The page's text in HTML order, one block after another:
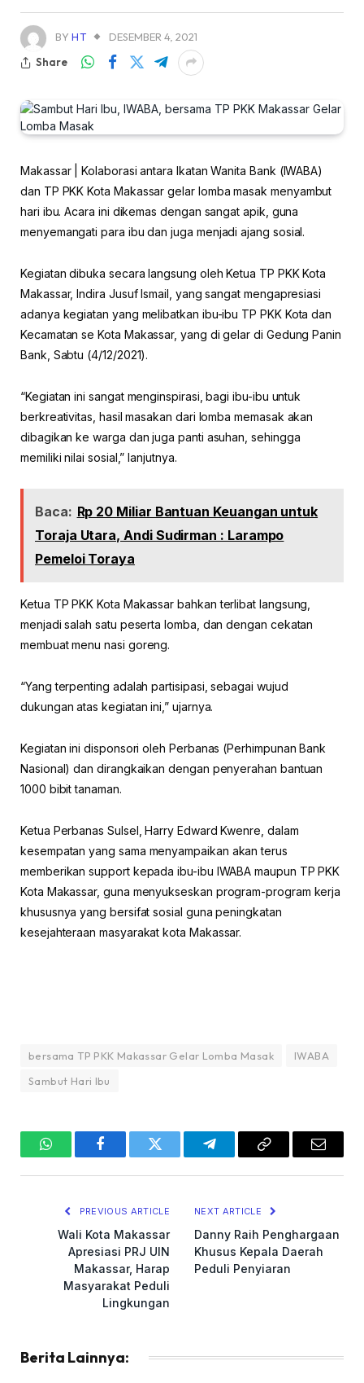
BY HT
DESEMBER 4, 2021
Share
Makassar | Kolaborasi antara Ikatan Wanita Bank (IWABA)
dan TP PKK Kota Makassar gelar lomba masak menyambut
hari ibu. Acara ini dikemas dengan sangat apik, guna
menyemangati para ibu dan juga menjadi ajang sosial.
Kegiatan dibuka secara langsung oleh Ketua TP PKK Kota
Makassar, Indira Jusuf Ismail, yang sangat mengapresiasi
adanya kegiatan yang melibatkan ibu-ibu TP PKK Kota dan
Kecamatan se Kota Makassar, yang di gelar di Gedung Panin
Bank, Sabtu (4/12/2021).
“Kegiatan ini sangat menginspirasi, bagi ibu-ibu untuk
berkreativitas, hasil masakan dari lomba memasak akan
dibagikan ke warga dan juga panti asuhan, sehingga
memiliki nilai sosial,” lanjutnya.
Baca: Rp 20 Miliar Bantuan Keuangan untuk
Toraja Utara, Andi Sudirman : Larampo
Pemeloi Toraya
Ketua TP PKK Kota Makassar bahkan terlibat langsung,
menjadi salah satu peserta lomba, dan dengan cekatan
membuat menu nasi goreng.
“Yang terpenting adalah partisipasi, sebagai wujud
dukungan atas kegiatan ini,” ujarnya.
Kegiatan ini disponsori oleh Perbanas (Perhimpunan Bank
Nasional) dan dirangkaikan dengan penyerahan bantuan
1000 bibit tanaman.
Ketua Perbanas Sulsel, Harry Edward Kwenre, dalam
kesempatan yang sama menyampaikan akan terus
memberikan support kepada ibu-ibu IWABA maupun TP PKK
Kota Makassar, guna menyukseskan program-program kerja
khususnya yang bersifat sosial guna peningkatan
kesejahteraan masyarakat kota Makassar.
bersama TP PKK Makassar Gelar Lomba Masak
IWABA
Sambut Hari Ibu
WhatsAppFacebookTwitter TelegramCopy
Email
PREVIOUS ARTICLE
Wali Kota Makassar
Apresiasi PRJ UIN
Makassar, Harap
Masyarakat Peduli
Lingkungan
NEXT ARTICLE
Danny Raih Penghargaan
Khusus Kepala Daerah
Peduli Penyiaran
Berita Lainnya: